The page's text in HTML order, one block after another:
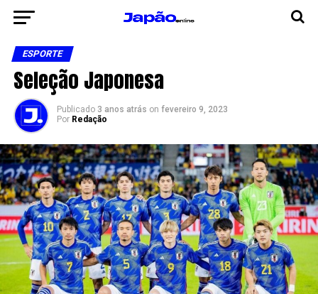
ESPORTE
Seleção Japonesa
Publicado 3 anos atrás on fevereiro 9, 2023
Por Redação